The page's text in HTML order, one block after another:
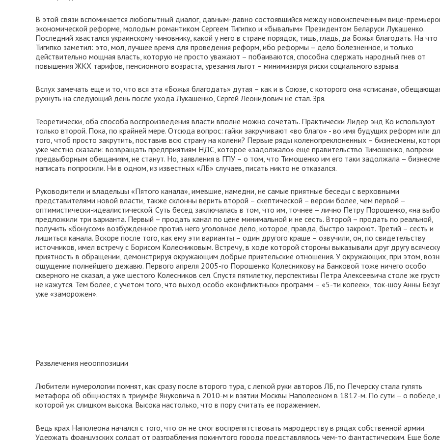
В этой связи вспоминается любопытный диалог, давным-давно состоявшийся между новоиспеченным вице-
экономической реформе, молодым романтиком Сергеем Тигипко и «бывалым» Президентом Беларуси Лукашенко.
Последний хвастался украинскому чиновнику, какой у него в стране порядок, тишь, гладь, да Божья благодать. На что
Тигипко заметил: это, мол, лучшее время для проведения реформ, ибо реформы – дело болезненное, и только
действительно мощная власть, которую не просто уважают – побаиваются, способна сдержать народный гнев от
повышения ЖКХ тарифов, пенсионного возраста, урезания льгот – минимизируя риски социального взрыва.
Вслух замечать еще и то, что вся эта «Божья благодать» дутая – как и в Союзе, с которого она «списана»,
рухнуть на следующий день после ухода Лукашенко, Сергей Леонидович не стал. Зря.
Теоретически, оба способа воспроизведения власти вполне можно сочетать. Практически Лидер энд Ко используют
только второй. Пока, по крайней мере. Отсюда вопрос: гайки закручивают «во благо» - во имя будущих реформ или
того, чтоб просто закрутить, поставив всю страну на колени? Первые ряды коленопреклоненных – бизнесмены,
уже честно сказали: возвращать предприятиям НДС, которое «задолжало» еще правительство Тимошенко, вопреки
предвыборным обещаниям, не станут. Но, заявления в ГПУ – о том, что Тимошенко им его таки задолжала –
написать попросили. Ни в одном, из известных «ЛБ» случаев, писать никто не отказался.
Руководители и владельцы «Пятого канала», имевшие, намедни, не самые приятные беседы с верховными
представителями новой власти, также склонны верить второй – скептической – версии более, чем первой –
оптимистически-идеалистической. Суть бесед заключалась в том, что им, точнее – лично Петру Порошенко, «на
предложили три варианта. Первый – продать канал по цене минимальной и не сесть. Второй – продать по реальной,
получить «бонусом» возбужденное против него уголовное дело, которое, правда, быстро закроют. Третий – сесть и
лишиться канала. Вскоре после того, как ему эти варианты – один другого краше – озвучили, он, по свидетельству
источников, имел встречу с Борисом Колесниковым. Встречу, в ходе которой стороны выказывали друг другу
приятность в обращении, демонстрируя окружающим добрые приятельские отношения. У окружающих, при этом,
ощущение полнейшего дежавю. Первого апреля 2005-го Порошенко Колесникову на Банковой тоже ничего особо
скверного не сказал, а уже шестого Колесников сел. Спустя пятилетку, перспективы Петра Алексеевича столе же
не кажутся. Тем более, с учетом того, что выход особо «конфликтных» программ – «5-ти копеек», ток-шоу Анны
уже «заморожен».
Развлечения неооппозиции
Любители нумерологии помнят, как сразу после второго тура, с легкой руки авторов ЛБ, по Печерску стала гулять
метафора об общностях в триумфе Януковича в 2010-м и взятии Москвы Наполеоном в 1812-м. По сути – о победе,
которой уж слишком высока. Высока настолько, что в пору считать ее поражением.
Ведь крах Наполеона начался с того, что он не смог воспрепятствовать мародерству в рядах собственной армии.
Удержать французских солдат от разграбления покинутого города представлялось чем-то фантастическим. Еще